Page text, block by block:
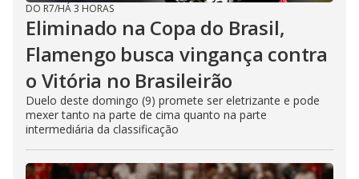
DO R7/HÁ 3 HORAS
Eliminado na Copa do Brasil,
Flamengo busca vingança contra
o Vitória no Brasileirão
Duelo deste domingo (9) promete ser eletrizante e pode
mexer tanto na parte de cima quanto na parte
intermediária da classificação